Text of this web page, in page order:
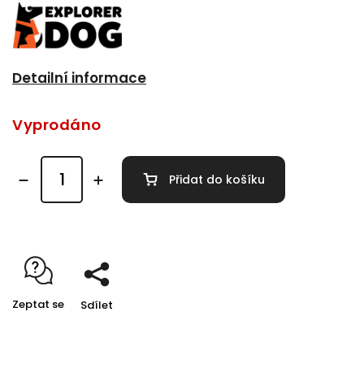
Detailní informace
Vyprodáno
Přidat do košíku
Zeptat se Sdílet